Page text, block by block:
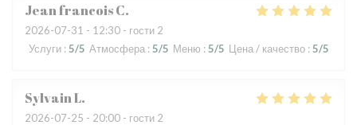
Jean francoisC
2026-07-31 - 12:30 - гости 2
Услуги : 5/5 Атмосфера : 5/5 Меню : 5/5 Цена / качество : 5/5
SylvainL
2026-07-25 - 20:00 - гости 2